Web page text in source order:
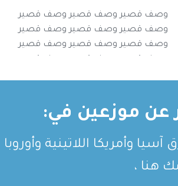
وصف قصير وصف قصير وصف قصير
وصف قصير وصف قصير وصف قصير
وصف قصير وصف قصير وصف قصير
عن موزعين في:
وأمريكا اللاتينية وأوروبا
هنا ،